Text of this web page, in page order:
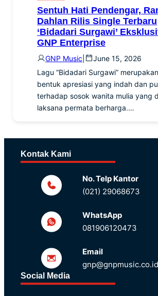
Sentuh Hati Pendengar,
Dahlan Rilis Single Terbaru
‘Bidadari Surgawi’
GNP Enterprise
GNP Music
June 15, 2026
Lagu “Bidadari Surgawi”
bentuk apresiasi yang indah dan
terhadap sosok wanita mulia yang
laksana permata berharga.…
Kontak Kami
No. Telp Kantor
(021) 29068673
WhatsApp
081906120473
Email
gnp@gnpmusic.co.id
Social Media